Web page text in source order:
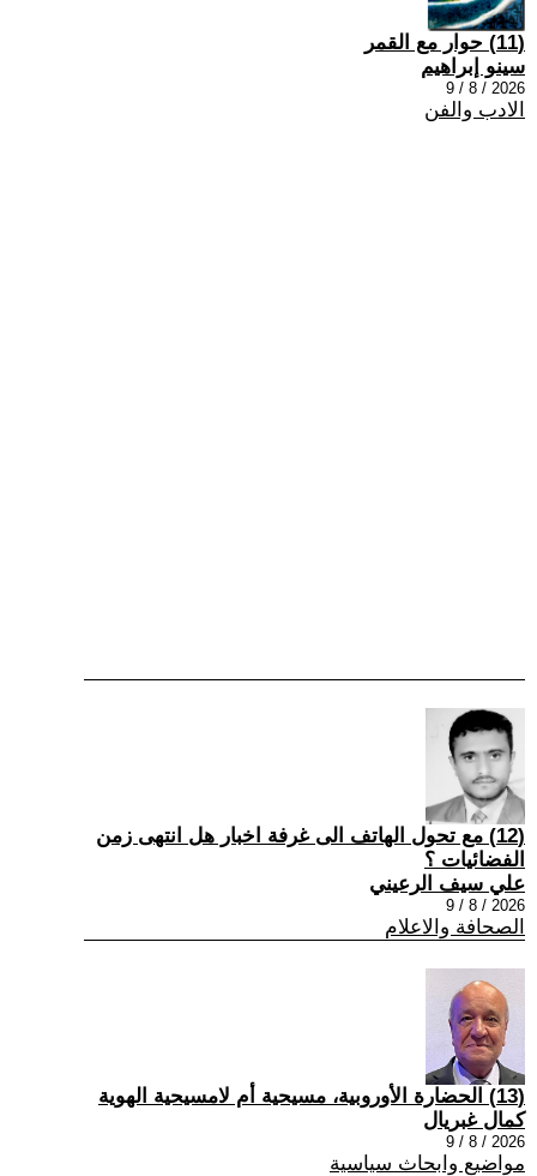
(11) حوار مع القمر
سينو إبراهيم
2026 / 8 / 9
الادب والفن
(12) مع تحول الهاتف الى غرفة اخبار هل انتهى زمن
الفضائيات ؟
علي سيف الرعيني
2026 / 8 / 9
الصحافة والاعلام
(13) الحضارة الأوروبية، مسيحية أم لامسيحية الهوية
كمال غبريال
2026 / 8 / 9
مواضيع وابحاث سياسية